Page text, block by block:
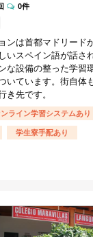
0件
ンは首都マドリード
いスペイン語が話さ
な設備の整った学習
いています。街自体
き先です。
ンライン学習システムあり
学生寮手配あり